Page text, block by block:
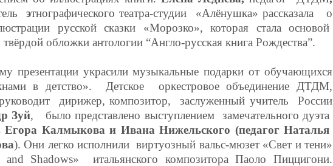
этнографического театра-студии «Алёнушка» рассказала
о
русской сказки
«Морозко», которая стала основой
обложки антологии “Англо-русская книга Рождества”.
презентации украсили музыкальные подарки от обучающихся
в детство». Детское оркестровое объединение ДТДМ,
дирижер, композитор, заслуженный учитель России
Зуй, было представлено выступлениемзамечательного дуэта
Егора Калмыкова и Ивана Нижельского (педагог Наталья
). Они легко исполнили виртуозный вальс-мюзет «Свет и тени»
and Shadows» итальянского композитора Паоло Пиццигони.